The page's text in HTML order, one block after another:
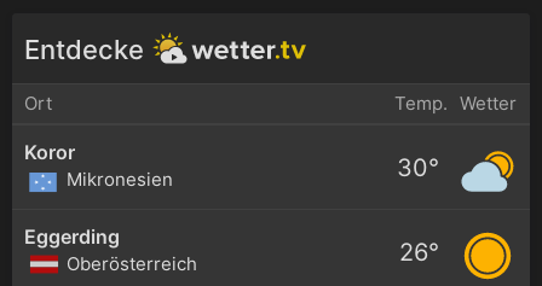
Entdecke
Ort Temp. Wetter
Koror
Mikronesien 30°
Eggerding
Oberösterreich 26°